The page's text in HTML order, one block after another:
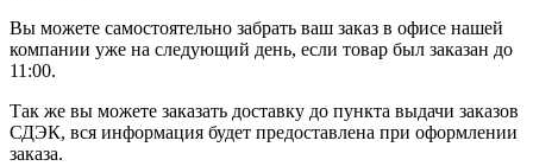
Вы можете самостоятельно забрать ваш заказ в офисе нашей
компании уже на следующий день, если товар был заказан до
11:00.
Так же вы можете заказать доставку до пункта выдачи заказов
СДЭК, вся информация будет предоставлена при оформлении
заказа.